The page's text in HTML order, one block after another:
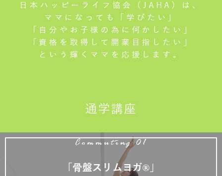
日本ハッピーライフ協会（JAHA）は、
ママになっても「学びたい」
「自分やお子様の為に何かしたい」
「資格を取得して開業目指したい」
という輝くママを応援します。
通学講座
Commuting 01
「骨盤スリムヨガ®」